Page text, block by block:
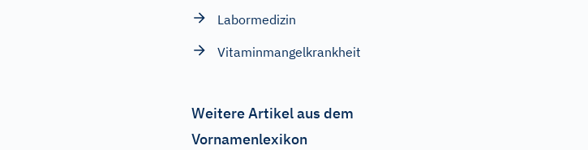
Labormedizin
Vitaminmangelkrankheit
Weitere Artikel aus dem
Vornamenlexikon